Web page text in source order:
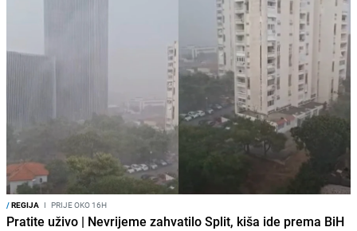
/REGIJA I PRIJE OKO 16H
Pratite uživo | Nevrijeme zahvatilo Split, kiša ide prema BiH